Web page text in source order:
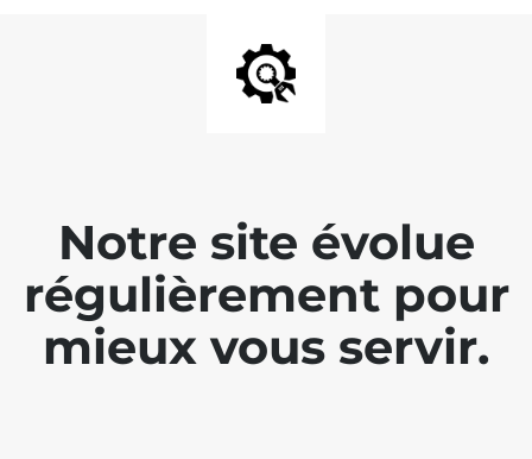
Notre site évolue
régulièrement pour
mieux vous servir.